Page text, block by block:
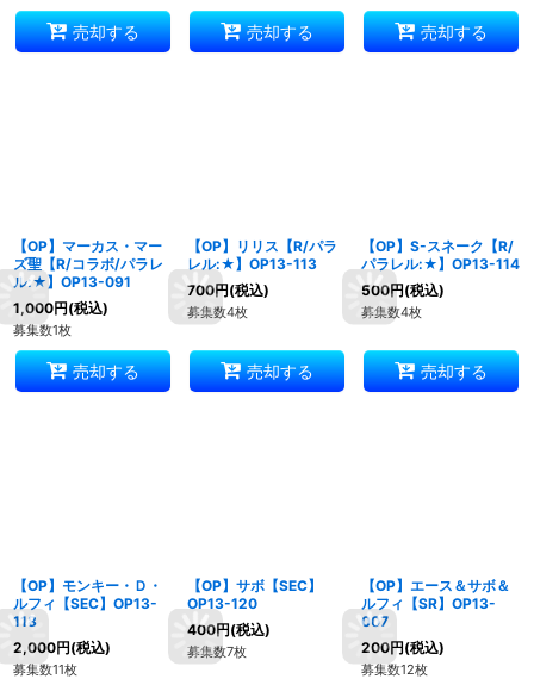
売却する 売却する 売却する
【OP】マーカス・マー
ズ聖【R/コラボ/パラレ
ル:★】OP13-091
1,000円(税込)
募集数1枚
売却する
【OP】リリス【R/パラ
レル:★】OP13-113
700円(税込)
募集数4枚
売却する
【OP】S-スネーク【R/
パラレル:★】OP13-114
500円(税込)
募集数4枚
売却する
【OP】モンキー・Ｄ・
ルフィ【SEC】OP13-
118
2,000円(税込)
募集数11枚
【OP】サボ【SEC】
OP13-120
400円(税込)
募集数7枚
【OP】エース＆サボ＆
ルフィ【SR】OP13-
007
200円(税込)
募集数12枚